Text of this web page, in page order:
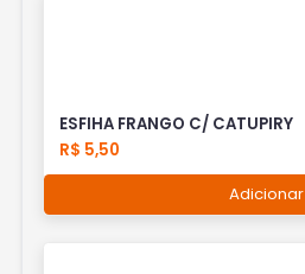
ESFIHA FRANGO C/ CATUPIRY
R$ 5,50
Adicionar